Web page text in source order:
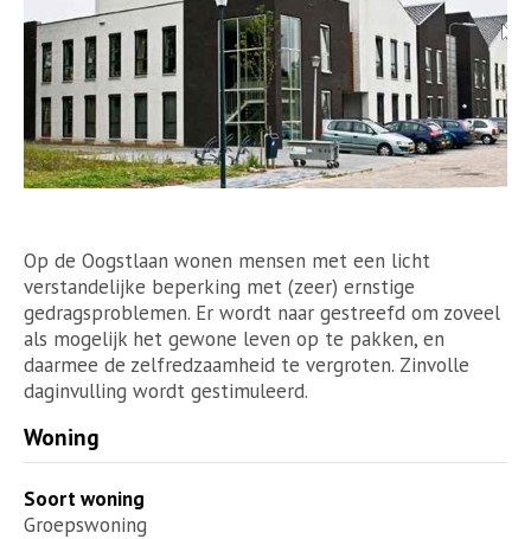
Op de Oogstlaan wonen mensen met een licht
verstandelijke beperking met (zeer) ernstige
gedragsproblemen. Er wordt naar gestreefd om zoveel
als mogelijk het gewone leven op te pakken, en
daarmee de zelfredzaamheid te vergroten. Zinvolle
daginvulling wordt gestimuleerd.
Woning
Soort woning
Groepswoning